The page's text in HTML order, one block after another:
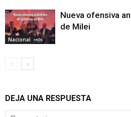
Nacional
Nueva ofensiva
de Milei
DEJA UNA RESPUESTA